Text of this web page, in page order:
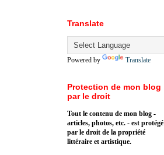
Translate
Powered by Translate
Protection de mon blog
par le droit
Tout le contenu de mon blog -
articles, photos, etc. - est protégé
par le droit de la propriété
littéraire et artistique.